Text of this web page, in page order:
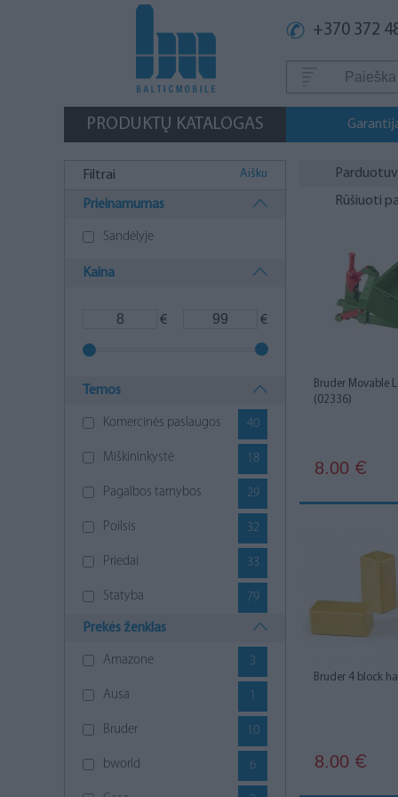
+370 372
PRODUKTŲ KATALOGAS
Filtrai Aišku
Prieinamumas
Sandėlyje
Kaina
€ €
Temos
Komercinės paslaugos 40
Miškininkystė 18
Pagalbos tarnybos 29
Poilsis 32
Priedai 33
Statyba 79
Žemdirbystė 115
Prekės ženklas
Amazone 3
Ausa 1
Bruder 10
bworld 6
Rūšiuoti
Bruder Movable
(02336)
8.00 €
Bruder 4 block
8.00 €